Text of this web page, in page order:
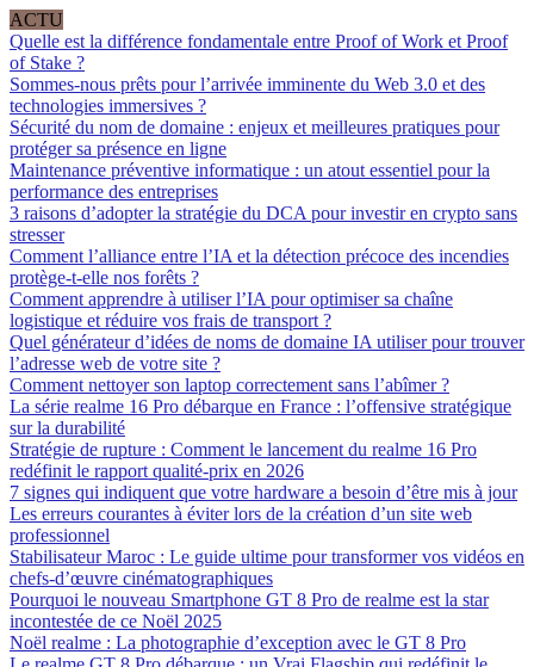
ACTU
Quelle est la différence fondamentale entre Proof of Work et Proof
of Stake ?
Sommes-nous prêts pour l’arrivée imminente du Web 3.0 et des
technologies immersives ?
Sécurité du nom de domaine : enjeux et meilleures pratiques pour
protéger sa présence en ligne
Maintenance préventive informatique : un atout essentiel pour la
performance des entreprises
3 raisons d’adopter la stratégie du DCA pour investir en crypto sans
stresser
Comment l’alliance entre l’IA et la détection précoce des incendies
protège-t-elle nos forêts ?
Comment apprendre à utiliser l’IA pour optimiser sa chaîne
logistique et réduire vos frais de transport ?
Quel générateur d’idées de noms de domaine IA utiliser pour trouver
l’adresse web de votre site ?
Comment nettoyer son laptop correctement sans l’abîmer ?
La série realme 16 Pro débarque en France : l’offensive stratégique
sur la durabilité
Stratégie de rupture : Comment le lancement du realme 16 Pro
redéfinit le rapport qualité-prix en 2026
7 signes qui indiquent que votre hardware a besoin d’être mis à jour
Les erreurs courantes à éviter lors de la création d’un site web
professionnel
Stabilisateur Maroc : Le guide ultime pour transformer vos vidéos en
chefs-d’œuvre cinématographiques
Pourquoi le nouveau Smartphone GT 8 Pro de realme est la star
incontestée de ce Noël 2025
Noël realme : La photographie d’exception avec le GT 8 Pro